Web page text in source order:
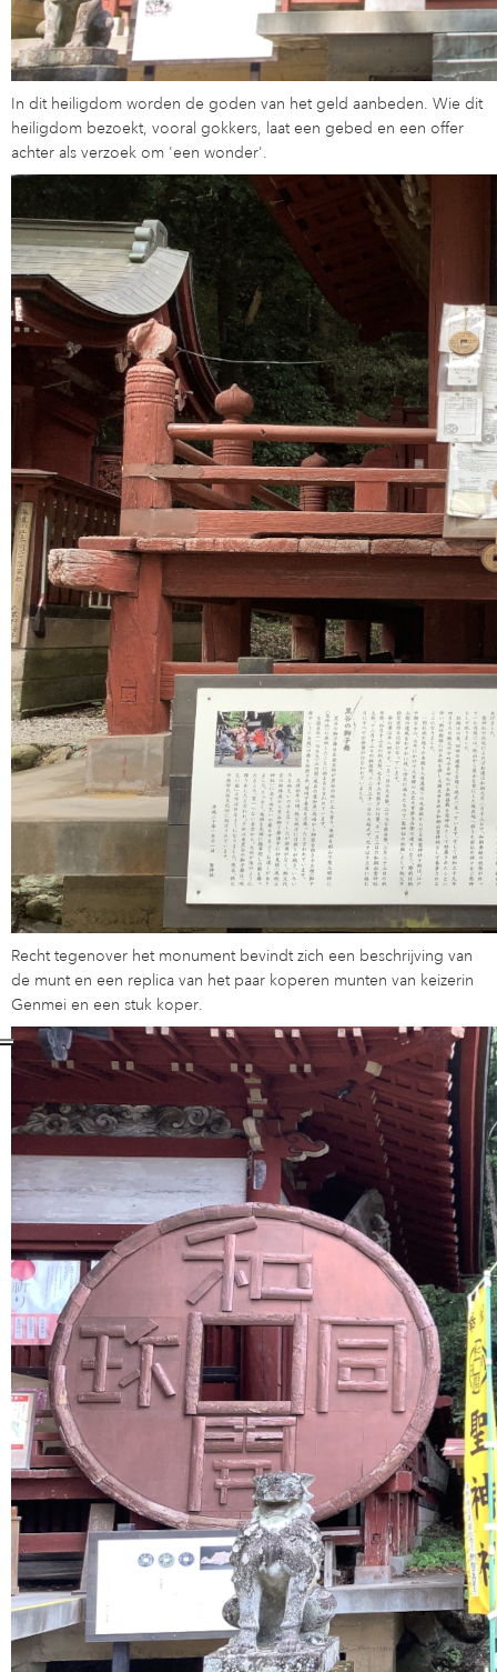
In dit heiligdom worden de goden van het geld aanbeden. Wie dit
heiligdom bezoekt, vooral gokkers, laat een gebed en een offer
achter als verzoek om 'een wonder'.
Recht tegenover het monument bevindt zich een beschrijving van
de munt en een replica van het paar koperen munten van keizerin
Genmei en een stuk koper.